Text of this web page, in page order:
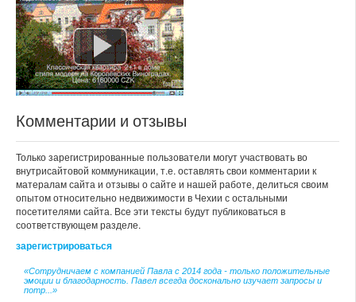
Комментарии и отзывы
Только зарегистрированные пользователи могут участвовать во
внутрисайтовой коммуникации, т.е. оставлять свои комментарии к
матералам сайта и отзывы о сайте и нашей работе, делиться своим
опытом относительно недвижимости в Чехии с остальными
посетителями сайта. Все эти тексты будут публиковаться в
соответствующем разделе.
зарегистрироваться
«Сотрудничаем с компанией Павла с 2014 года - только положительные
эмоции и благодарность. Павел всегда досконально изучает запросы и
потр...»